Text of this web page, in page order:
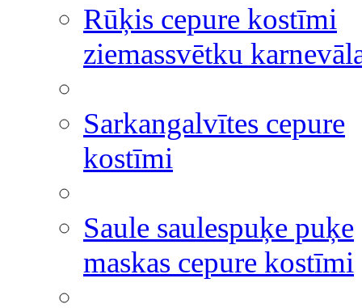
Rūķis cepure kostīmi
ziemassvētku
Sarkangalvītes cepure
kostīmi
Saule saulespuķe puķe
maskas cepure kostīmi